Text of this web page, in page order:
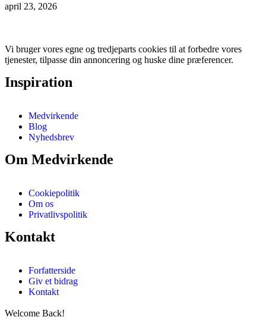
april 23, 2026
Vi bruger vores egne og tredjeparts cookies til at forbedre vores
tjenester, tilpasse din annoncering og huske dine præferencer.
Inspiration
Medvirkende
Blog
Nyhedsbrev
Om Medvirkende
Cookiepolitik
Om os
Privatlivspolitik
Kontakt
Forfatterside
Giv et bidrag
Kontakt
Welcome Back!